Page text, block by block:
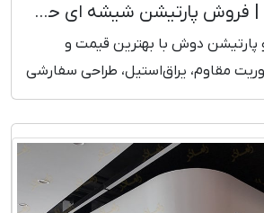
حمام شیشه ای | فروش پارتیشن شیشه ای حمام
دوش با بهترین قیمت و
مقاوم، یراق‌استیل، طراحی سفارشی
مدل‌ها را ببینید!